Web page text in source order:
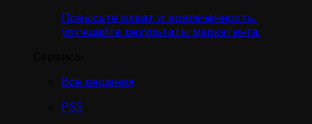
Повысьте охват и вовлечённость,
улучшайте результаты маркетинга.
Все решения
PS5